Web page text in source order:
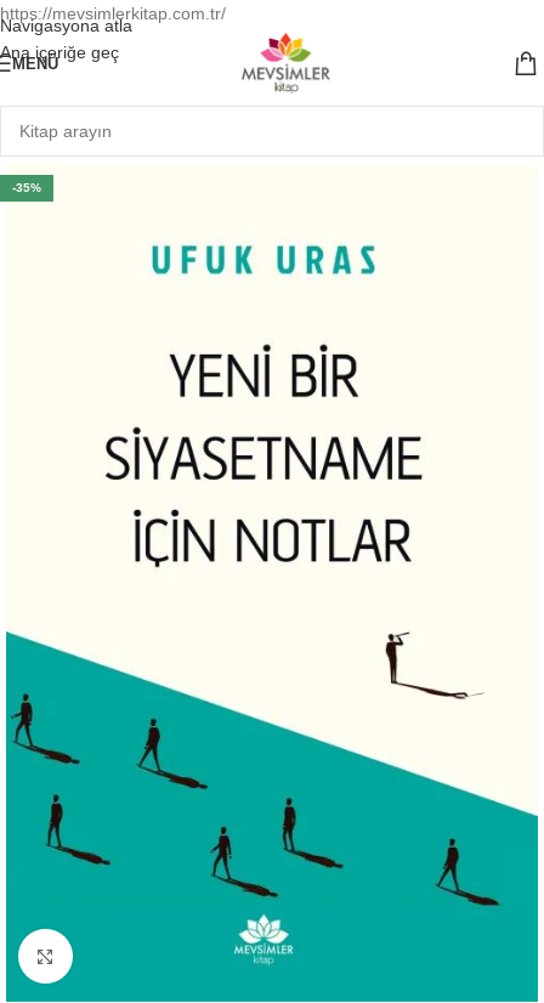
https://mevsimlerkitap.com.tr/
Navigasyona atla
Ana içeriğe geç
MENÜ
-35%
Büyütmek için tıklayın